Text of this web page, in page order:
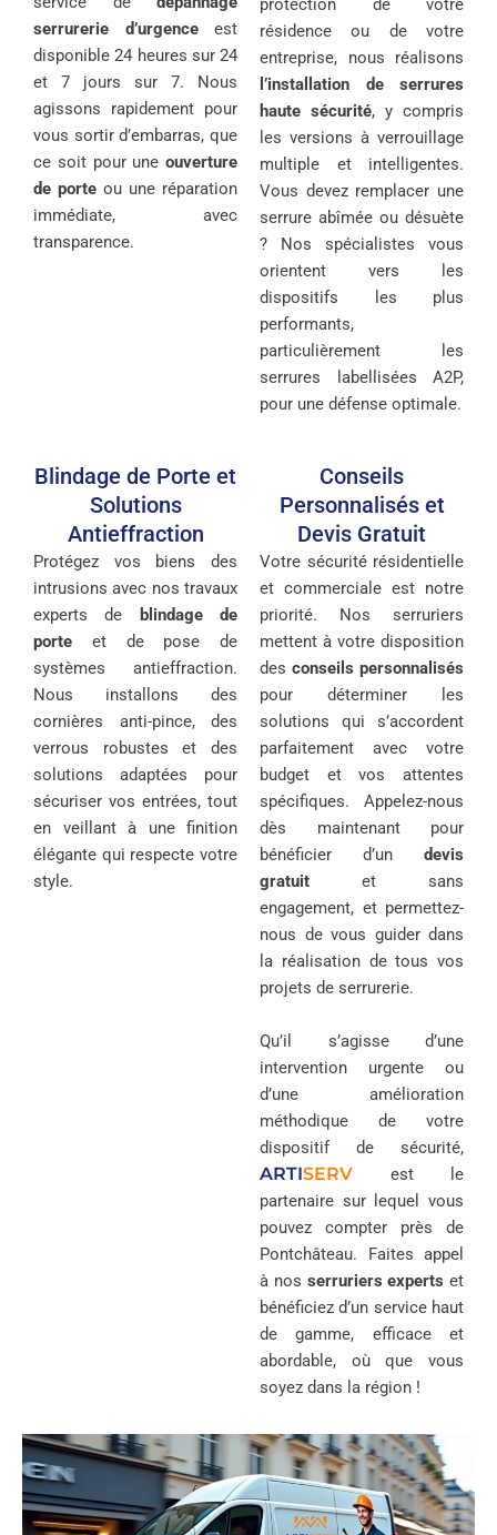
serrurerie d’urgenceest
disponible 24 heures sur 24
et 7 jours sur 7. Nous
agissons rapidement pour
vous sortir d’embarras, que
ce soit pour une ouverture
de porte ou une réparation
immédiate, avec
transparence.
protection de votre
résidence ou de votre
entreprise, nous réalisons
l’installation de serrures
haute sécurité, y compris
les versions à verrouillage
multiple et intelligentes.
Vous devez remplacer une
serrure abîmée ou désuète
? Nos spécialistes vous
orientent vers les
dispositifs les plus
performants,
particulièrement les
serrures labellisées A2P,
pour une défense optimale.
Blindage de Porte et
Solutions
Antieffraction
Protégez vos biens des
intrusions avec nos travaux
experts de
blindage de
porte et de pose de
systèmes antieffraction.
Nous installons des
cornières anti-pince, des
verrous robustes et des
solutions adaptées pour
sécuriser vos entrées, tout
en veillant à une finition
élégante qui respecte votre
style.
Conseils
Personnalisés et
Devis Gratuit
Votre sécurité résidentielle
et commerciale est notre
priorité. Nos serruriers
mettent à votre disposition
des conseils personnalisés
pour déterminer les
solutions qui s’accordent
parfaitement avec votre
budget et vos attentes
spécifiques. Appelez-nous
dès maintenant pour
bénéficier d’un devis
gratuit et sans
engagement, et permettez-
nous de vous guider dans
la réalisation de tous vos
projets de serrurerie.
Qu’il s’agisse d’une
intervention urgente ou
d’une amélioration
méthodique de votre
dispositif de sécurité,
ARTISERV est le
partenaire sur lequel vous
pouvez compter près de
Pontchâteau. Faites appel
à nos serruriers experts et
bénéficiez d’un service haut
de gamme, efficace et
abordable, où que vous
soyez dans la région !